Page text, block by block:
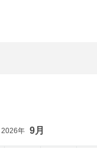
2026年 9月